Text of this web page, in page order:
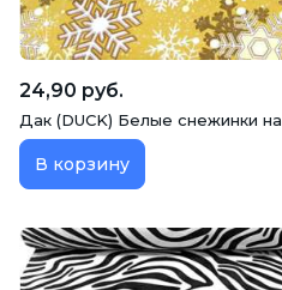
24,90 руб.
Дак (DUCK) Белые снежинки
В корзину